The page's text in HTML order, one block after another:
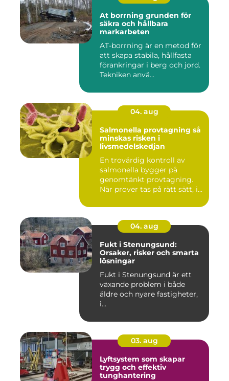
At borrning grunden för
säkra och hållbara
markarbeten
AT-borrning är en metod för
att skapa stabila, hållfasta
förankringar i berg och jord.
Tekniken anvä...
04. aug
Salmonella provtagning så
minskas risken i
livsmedelskedjan
En trovärdig kontroll av
salmonella bygger på
genomtänkt provtagning.
När prover tas på rätt sätt, i...
04. aug
Fukt i Stenungsund:
Orsaker, risker och smarta
lösningar
Fukt i Stenungsund är ett
växande problem i både
äldre och nyare fastigheter,
i...
03. aug
Lyftsystem som skapar
trygg och effektiv
tunghantering